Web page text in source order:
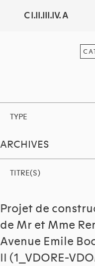
C I.II.III.IV. A
TYPE
ARCHIVES
TITRE(S)
Projet de
de Mr et Mme
Avenue Emile
II (1_VDORE-